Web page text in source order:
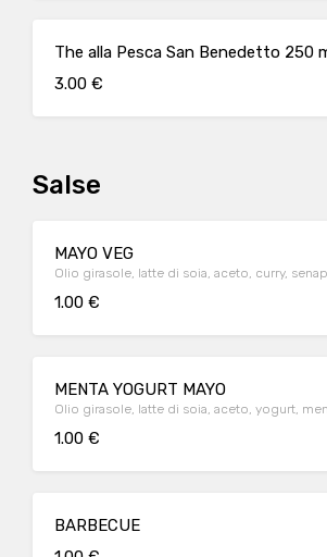
The alla Pesca San Benedetto 250
3.00 €
Salse
MAYO VEG
Olio girasole, latte di soia, aceto, curry,
1.00 €
MENTA YOGURT MAYO
Olio girasole, latte di soia, aceto, yogurt,
1.00 €
BARBECUE